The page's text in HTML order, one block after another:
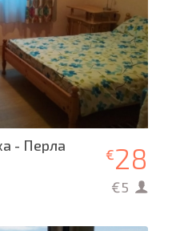
- Перла €28
€5